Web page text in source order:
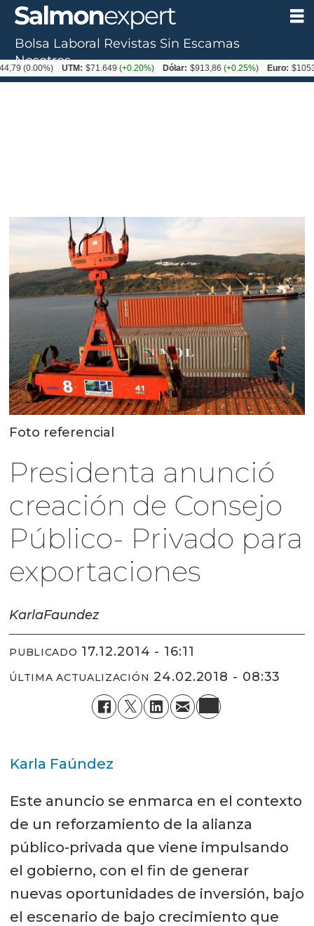
Foto referencial
Presidenta anunció
creación de Consejo
Público- Privado para
exportaciones
KarlaFaundez
PUBLICADO 17.12.2014 - 16:11
ÚLTIMA ACTUALIZACIÓN 24.02.2018 - 08:33
Karla Faúndez
Este anuncio se enmarca en el contexto
de un reforzamiento de la alianza
público-privada que viene impulsando
el gobierno, con el fin de generar
nuevas oportunidades de inversión, bajo
el escenario de bajo crecimiento que
Bolsa Laboral Revistas Sin Escamas
Nosotros
UTM: $71.649(+0.20%) Dólar: $913,86(+0.25%) Euro: $1053,08(-